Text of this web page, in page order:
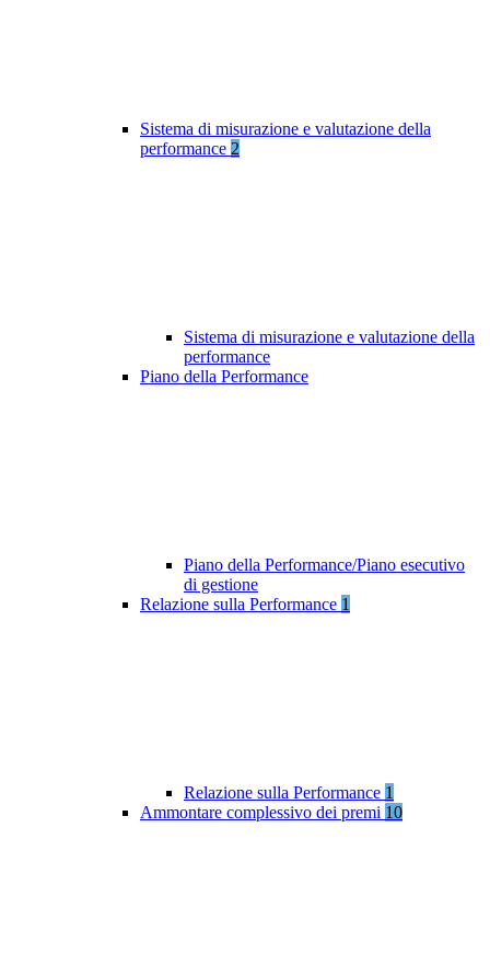
Sistema di misurazione e valutazione della
performance 2
Sistema di misurazione e valutazione della
performance
Piano della Performance
Piano della Performance/Piano esecutivo
di gestione
Relazione sulla Performance 1
Relazione sulla Performance 1
Ammontare complessivo dei premi 10